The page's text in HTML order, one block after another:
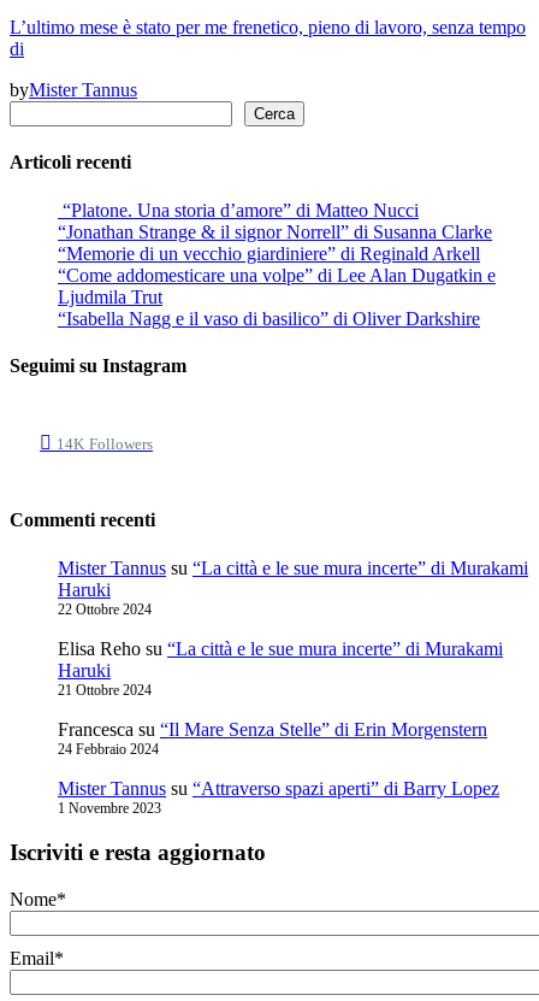
L’ultimo mese è stato per me frenetico, pieno di lavoro, senza tempo
di
byMister Tannus
Cerca
Articoli recenti
“Platone. Una storia d’amore” di Matteo Nucci
“Jonathan Strange & il signor Norrell” di Susanna Clarke
“Memorie di un vecchio giardiniere” di Reginald Arkell
“Come addomesticare una volpe” di Lee Alan Dugatkin e
Ljudmila Trut
“Isabella Nagg e il vaso di basilico” di Oliver Darkshire
Seguimi su Instagram
14K Followers
Commenti recenti
Mister Tannus su “La città e le sue mura incerte” di Murakami
Haruki
22 Ottobre 2024
Elisa Reho su “La città e le sue mura incerte” di Murakami
Haruki
21 Ottobre 2024
Francesca su “Il Mare Senza Stelle” di Erin Morgenstern
24 Febbraio 2024
Mister Tannus su “Attraverso spazi aperti” di Barry Lopez
1 Novembre 2023
Iscriviti e resta aggiornato
Nome*
Email*